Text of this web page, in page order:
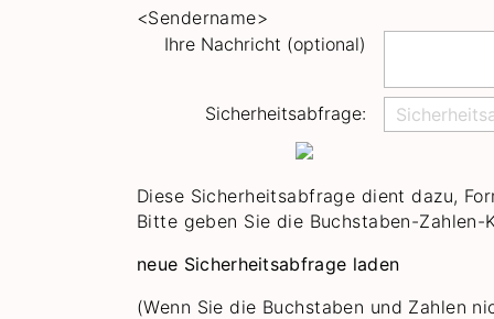
<Sendername>
Ihre Nachricht (optional)
Sicherheitsabfrage:
Diese Sicherheitsabfrage dient dazu,
Bitte geben Sie die Buchstaben-Zahlen-
neue Sicherheitsabfrage laden
(Wenn Sie die Buchstaben und Zahlen